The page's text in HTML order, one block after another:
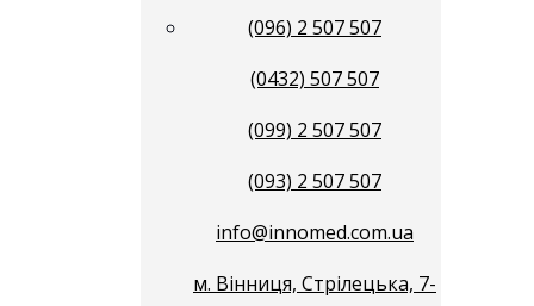
(096) 2 507 507
(0432) 507 507
(099) 2 507 507
(093) 2 507 507
info@innomed.com.ua
м. Вінниця, Стрілецька, 7-